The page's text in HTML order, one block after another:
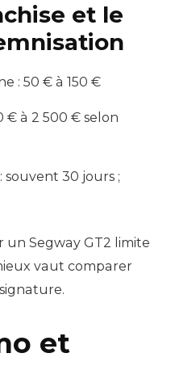
et le
: 50 € à 150 €
€ à 2 500 € selon
souvent 30 jours ;
Segway GT2 limite
vaut comparer
et